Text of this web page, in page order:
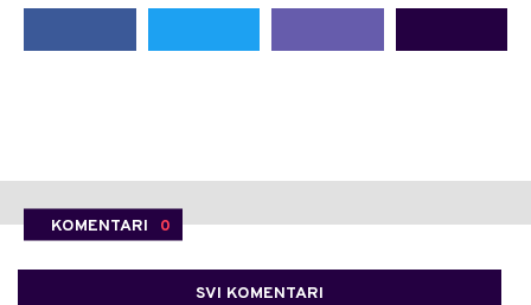
KOMENTARI 0
SVI KOMENTARI